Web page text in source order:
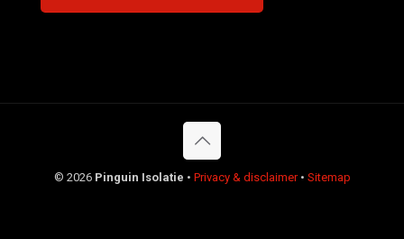
© 2026 Pinguin Isolatie • Privacy & disclaimer• Sitemap